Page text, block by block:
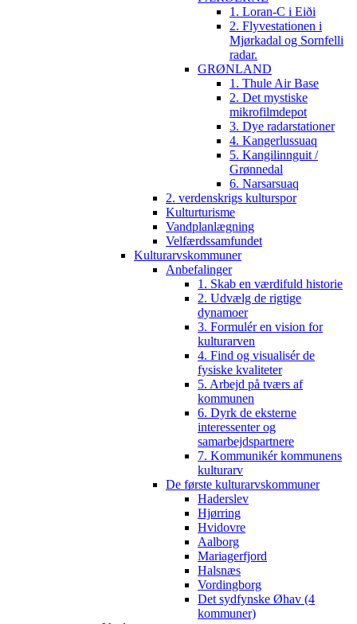
1. Loran-C i Eiði
2. Flyvestationen i
Mjørkadal og Sornfelli
radar.
GRØNLAND
1. Thule Air Base
2. Det mystiske
mikrofilmdepot
3. Dye radarstationer
4. Kangerlussuaq
5. Kangilinnguit /
Grønnedal
6. Narsarsuaq
2. verdenskrigs kulturspor
Kulturturisme
Vandplanlægning
Velfærdssamfundet
Kulturarvskommuner
Anbefalinger
1. Skab en værdifuld historie
2. Udvælg de rigtige
dynamoer
3. Formulér en vision for
kulturarven
4. Find og visualisér de
fysiske kvaliteter
5. Arbejd på tværs af
kommunen
6. Dyrk de eksterne
interessenter og
samarbejdspartnere
7. Kommunikér kommunens
kulturarv
De første kulturarvskommuner
Haderslev
Hjørring
Hvidovre
Aalborg
Mariagerfjord
Halsnæs
Vordingborg
Det sydfynske Øhav (4
kommuner)